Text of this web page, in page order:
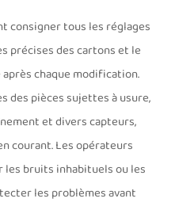
consigner tous les réglages
précises des cartons et le
chaque modification.
des pièces sujettes à usure,
et divers capteurs,
courant. Les opérateurs
bruits inhabituels ou les
les problèmes avant